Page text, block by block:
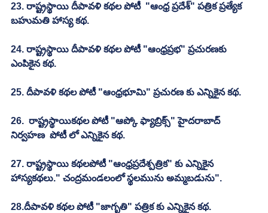
23. రాష్ట్రస్థాయి దీపావళి కథల పోటీ  "ఆంధ్ర ప్రదేశ్" పత్రిక ప్రత్యేక
బహుమతి హాస్య కథ.
24. రాష్ట్రస్థాయి దీపావళి కథల పోటీ "ఆంధ్రప్రభ" ప్రచురణకు
ఎంపికైన కథ.
25. దీపావళి కథల పోటీ "ఆంధ్రభూమి" ప్రచురణ కు ఎన్నికైన కథ.
26.  రాష్ట్రస్థాయికథల పోటీ "ఆప్కో ఫ్యాబ్రిక్స్" హైదరాబాద్
నిర్వహణ  పోటీ లో ఎన్నికైన కథ.
27. రాష్ట్రస్థాయి కథలపోటీ "ఆంధ్రప్రదేశ్పత్రిక" కు ఎన్నికైన
హాస్యకథలు." చంద్రమండలంలో స్థలమును అమ్మబడును".
28.దీపావళి కథల పోటీ "జాగృతి" పత్రిక కు ఎన్నికైన కథ.